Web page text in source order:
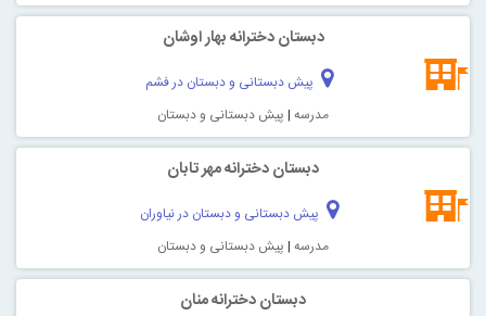
دبستان دخترانه بهار اوشان
پیش دبستانی و دبستان در فشم
مدرسه | پیش دبستانی و دبستان
دبستان دخترانه مهر تابان
پیش دبستانی و دبستان در نیاوران
مدرسه | پیش دبستانی و دبستان
دبستان دخترانه منان